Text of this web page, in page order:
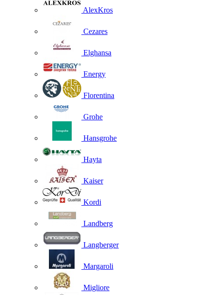
AlexKros
Cezares
Elghansa
Energy
Florentina
Grohe
Hansgrohe
Hayta
Kaiser
Kordi
Landberg
Langberger
Margaroli
Migliore